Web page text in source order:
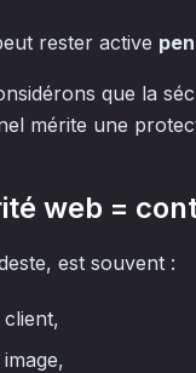
rester active
que la
mérite une
web =
est souvent :